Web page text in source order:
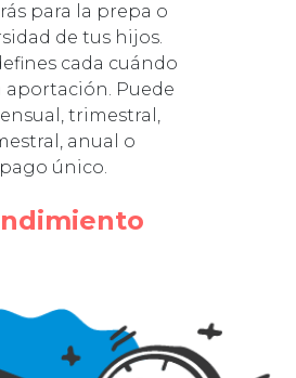
para la prepa o
de tus hijos.
cada cuándo
aportación. Puede
trimestral,
anual o
pago único.